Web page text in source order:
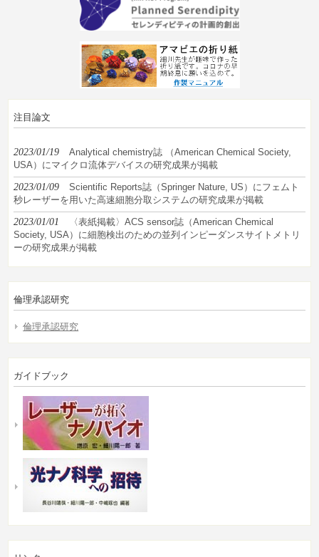
注目論文
2023/01/19
Analytical chemistry誌 （American Chemical Society,
USA）にマイクロ流体デバイスの研究成果が掲載
2023/01/09
Scientific Reports誌（Springer Nature, US）にフェムト
秒レーザーを用いた高速細胞分取システムの研究成果が掲載
2023/01/01
〈表紙掲載〉ACS sensor誌（American Chemical
Society, USA）に細胞検出のための並列インピーダンスサイトメトリ
ーの研究成果が掲載
倫理承認研究
倫理承認研究
ガイドブック